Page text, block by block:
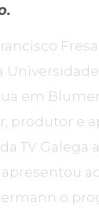
em
produtor e
TV Galega
o